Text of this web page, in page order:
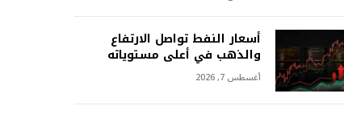
أسعار النفط تواصل الارتفاع
والذهب في أعلى مستوياته
أغسطس 7, 2026